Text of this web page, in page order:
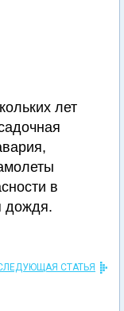
лет
в
дождя.
СТАТЬЯ